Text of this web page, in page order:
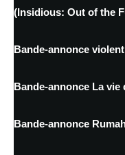
(Insidious: Out of the
Bande-annonce
Bande-annonce La vie
Bande-annonce